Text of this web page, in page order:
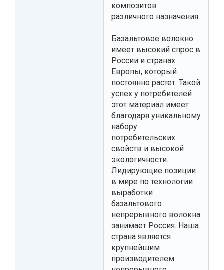
композитов
различного назначения.
Базальтовое волокно
имеет высокий спрос в
России и странах
Европы, который
постоянно растет. Такой
успех у потребителей
этот материал имеет
благодаря уникальному
набору
потребительских
свойств и высокой
экологичности.
Лидирующие позиции
в мире по технологии
выработки
базальтового
непрерывного волокна
занимает Россия. Наша
страна является
крупнейшим
производителем